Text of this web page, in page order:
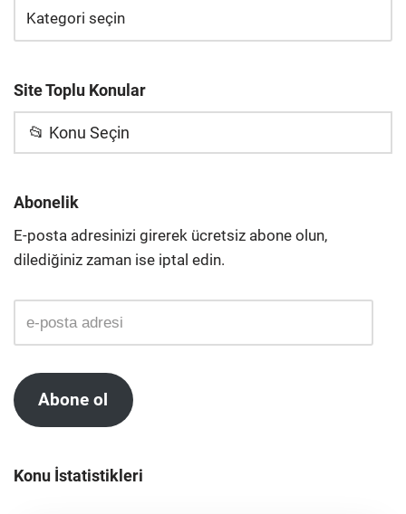
Site Toplu Konular
📂 Konu Seçin
Abonelik
E-posta adresinizi girerek ücretsiz abone olun,
dilediğiniz zaman ise iptal edin.
Abone ol
Konu İstatistikleri